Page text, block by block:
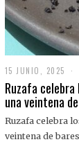
15 JUNIO, 2025
J
U
I
O
Ruzafa
una veintena
Ruzafa celebra
veintena de